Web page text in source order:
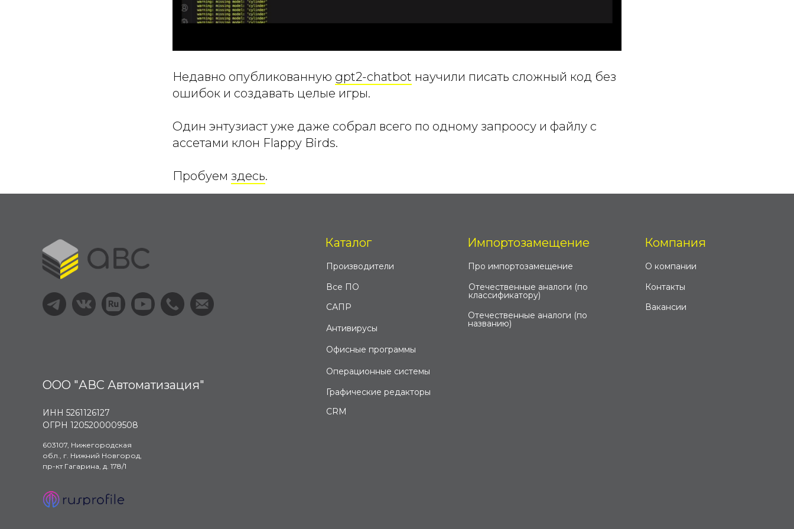
Недавно опубликованную gpt2-chatbot научили писать сложный код без
ошибок и создавать целые игры.
Один энтузиаст уже даже собрал всего по одному запроосу и файлу с
ассетами клон Flappy Birds.
Пробуем здесь.
ИНН 5261126127
ОГРН 1205200009508
ООО "АВС Автоматизация"
603107, Нижегородская
обл., г. Нижний Новгород,
пр-кт Гагарина, д. 178/1
Все ПО
Производители
Антивирусы
Офисные программы
Каталог
Операционные системы
САПР
Графические редакторы
Отечественные аналоги (по
названию)
Про импортозамещение
Импортозамещение
Отечественные аналоги (по
классификатору)
Контакты
О компании
Компания
Вакансии
CRM